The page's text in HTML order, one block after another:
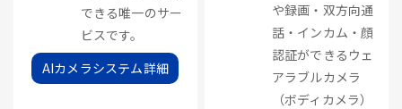
できる唯一のサー
ビスです。
AIカメラシステム詳細
や録画・双方向通
話・インカム・顔
認証ができるウェ
アラブルカメラ
（ボディカメラ）